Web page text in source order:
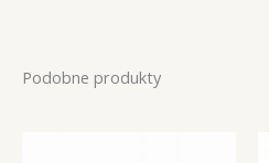
Podobne produkty